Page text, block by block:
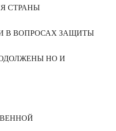
СТРАНЫ
В ВОПРОСАХ ЗАЩИТЫ
НО И